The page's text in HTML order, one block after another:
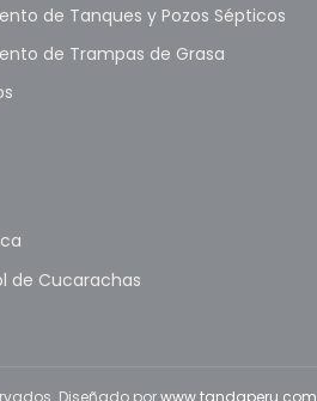
de Tanques y Pozos Sépticos
de Trampas de Grasa
de Cucarachas
Diseñado porwww.tandaperu.com